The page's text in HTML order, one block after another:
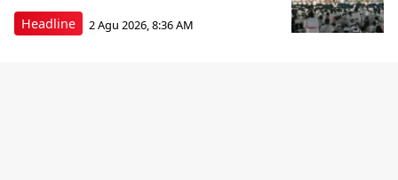
Headline 2 Agu 2026, 8:36 AM